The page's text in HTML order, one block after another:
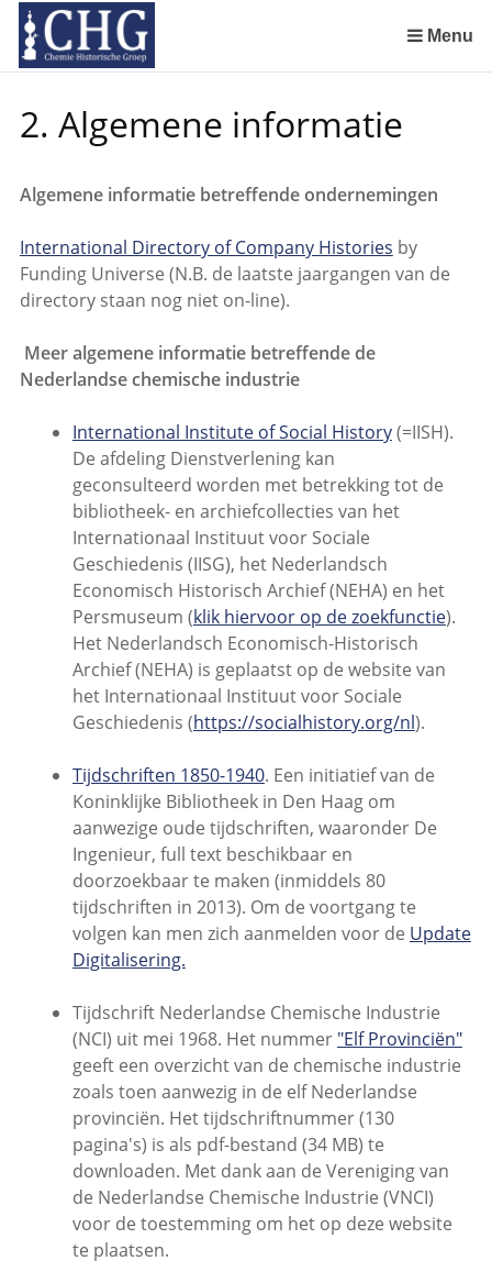
links
over
naar
de
Spring
het
menu
Menu
2. Algemene informatie
Algemene informatie betreffende ondernemingen
International Directory of Company Histories by
Funding Universe (N.B. de laatste jaargangen van de
directory staan nog niet on-line).
Meer algemene informatie betreffende de
Nederlandse chemische industrie
International Institute of Social History(=IISH).
De afdeling Dienstverlening kan
geconsulteerd worden met betrekking tot de
bibliotheek- en archiefcollecties van het
Internationaal Instituut voor Sociale
Geschiedenis (IISG), het Nederlandsch
Economisch Historisch Archief (NEHA) en het
Persmuseum (klik hiervoor op de zoekfunctie).
Het Nederlandsch Economisch-Historisch
Archief (NEHA) is geplaatst op de website van
het Internationaal Instituut voor Sociale
Geschiedenis (https://socialhistory.org/nl).
Tijdschriften 1850-1940. Een initiatief van de
Koninklijke Bibliotheek in Den Haag om
aanwezige oude tijdschriften, waaronder De
Ingenieur, full text beschikbaar en
doorzoekbaar te maken (inmiddels 80
tijdschriften in 2013). Om de voortgang te
volgen kan men zich aanmelden voor de Update
Digitalisering.
Tijdschrift Nederlandse Chemische Industrie
(NCI) uit mei 1968. Het nummer "Elf Provinciën"
geeft een overzicht van de chemische industrie
zoals toen aanwezig in de elf Nederlandse
provinciën. Het tijdschriftnummer (130
pagina's) is als pdf-bestand (34 MB) te
downloaden. Met dank aan de Vereniging van
de Nederlandse Chemische Industrie (VNCI)
voor de toestemming om het op deze website
te plaatsen.